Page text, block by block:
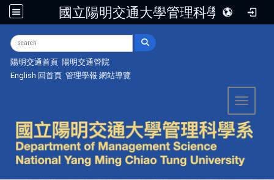
國立陽明交通大學管理科學系
陽明交通首頁 陽明交通管院
English 回首頁 管理學報 網站導覽
Toggle